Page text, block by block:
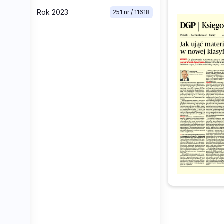
Rok 2023 251 nr / 11618